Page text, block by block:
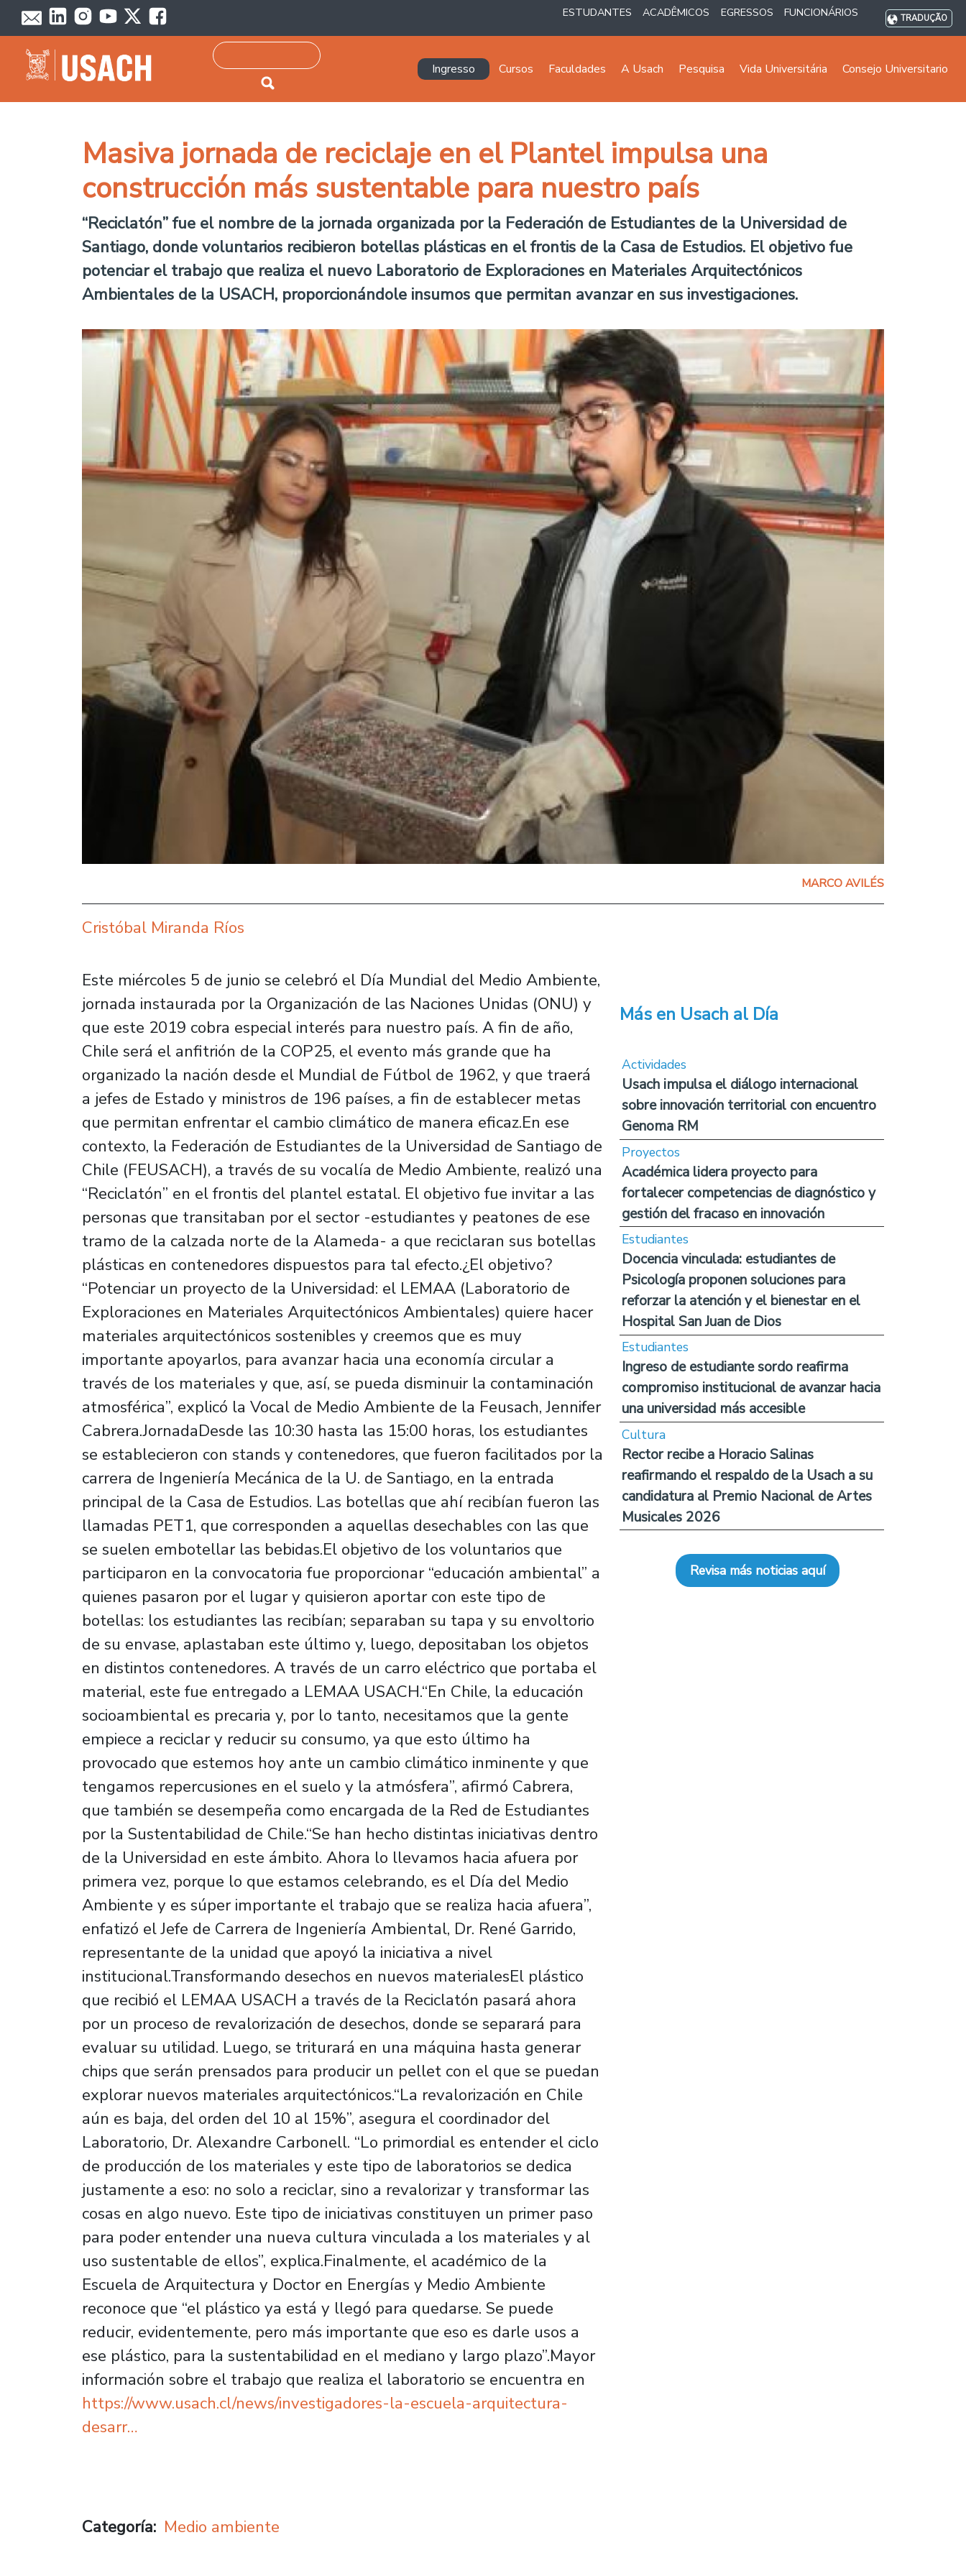
Passar para o conteúdo principal ESTUDANTES ACADÊMICOS EGRESSOS FUNCIONÁRIOS TRADUÇÃO
Pesquisar
Navegación principal
Ingresso Cursos Faculdades A Usach Pesquisa Vida Universitária Consejo Universitario
Masiva jornada de reciclaje en el Plantel impulsa una
construcción más sustentable para nuestro país
“Reciclatón” fue el nombre de la jornada organizada por la Federación de Estudiantes de la Universidad de
Santiago, donde voluntarios recibieron botellas plásticas en el frontis de la Casa de Estudios. El objetivo fue
potenciar el trabajo que realiza el nuevo Laboratorio de Exploraciones en Materiales Arquitectónicos
Ambientales de la USACH, proporcionándole insumos que permitan avanzar en sus investigaciones.
MARCO AVILÉS
Cristóbal Miranda Ríos
Este miércoles 5 de junio se celebró el Día Mundial del Medio Ambiente,
jornada instaurada por la Organización de las Naciones Unidas (ONU) y
que este 2019 cobra especial interés para nuestro país. A fin de año,
Chile será el anfitrión de la COP25, el evento más grande que ha
organizado la nación desde el Mundial de Fútbol de 1962, y que traerá
a jefes de Estado y ministros de 196 países, a fin de establecer metas
que permitan enfrentar el cambio climático de manera eficaz.En ese
contexto, la Federación de Estudiantes de la Universidad de Santiago de
Chile (FEUSACH), a través de su vocalía de Medio Ambiente, realizó una
“Reciclatón” en el frontis del plantel estatal. El objetivo fue invitar a las
personas que transitaban por el sector -estudiantes y peatones de ese
tramo de la calzada norte de la Alameda- a que reciclaran sus botellas
plásticas en contenedores dispuestos para tal efecto.¿El objetivo?
“Potenciar un proyecto de la Universidad: el LEMAA (Laboratorio de
Exploraciones en Materiales Arquitectónicos Ambientales) quiere hacer
materiales arquitectónicos sostenibles y creemos que es muy
importante apoyarlos, para avanzar hacia una economía circular a
través de los materiales y que, así, se pueda disminuir la contaminación
atmosférica”, explicó la Vocal de Medio Ambiente de la Feusach, Jennifer
Cabrera.JornadaDesde las 10:30 hasta las 15:00 horas, los estudiantes
se establecieron con stands y contenedores, que fueron facilitados por la
carrera de Ingeniería Mecánica de la U. de Santiago, en la entrada
principal de la Casa de Estudios. Las botellas que ahí recibían fueron las
llamadas PET1, que corresponden a aquellas desechables con las que
se suelen embotellar las bebidas.El objetivo de los voluntarios que
participaron en la convocatoria fue proporcionar “educación ambiental” a
quienes pasaron por el lugar y quisieron aportar con este tipo de
botellas: los estudiantes las recibían; separaban su tapa y su envoltorio
de su envase, aplastaban este último y, luego, depositaban los objetos
en distintos contenedores. A través de un carro eléctrico que portaba el
material, este fue entregado a LEMAA USACH.“En Chile, la educación
socioambiental es precaria y, por lo tanto, necesitamos que la gente
empiece a reciclar y reducir su consumo, ya que esto último ha
provocado que estemos hoy ante un cambio climático inminente y que
tengamos repercusiones en el suelo y la atmósfera”, afirmó Cabrera,
que también se desempeña como encargada de la Red de Estudiantes
por la Sustentabilidad de Chile.“Se han hecho distintas iniciativas dentro
de la Universidad en este ámbito. Ahora lo llevamos hacia afuera por
primera vez, porque lo que estamos celebrando, es el Día del Medio
Ambiente y es súper importante el trabajo que se realiza hacia afuera”,
enfatizó el Jefe de Carrera de Ingeniería Ambiental, Dr. René Garrido,
representante de la unidad que apoyó la iniciativa a nivel
institucional.Transformando desechos en nuevos materialesEl plástico
que recibió el LEMAA USACH a través de la Reciclatón pasará ahora
por un proceso de revalorización de desechos, donde se separará para
evaluar su utilidad. Luego, se triturará en una máquina hasta generar
chips que serán prensados para producir un pellet con el que se puedan
explorar nuevos materiales arquitectónicos.“La revalorización en Chile
aún es baja, del orden del 10 al 15%”, asegura el coordinador del
Laboratorio, Dr. Alexandre Carbonell. “Lo primordial es entender el ciclo
de producción de los materiales y este tipo de laboratorios se dedica
justamente a eso: no solo a reciclar, sino a revalorizar y transformar las
cosas en algo nuevo. Este tipo de iniciativas constituyen un primer paso
para poder entender una nueva cultura vinculada a los materiales y al
uso sustentable de ellos”, explica.Finalmente, el académico de la
Escuela de Arquitectura y Doctor en Energías y Medio Ambiente
reconoce que “el plástico ya está y llegó para quedarse. Se puede
reducir, evidentemente, pero más importante que eso es darle usos a
ese plástico, para la sustentabilidad en el mediano y largo plazo”.Mayor
información sobre el trabajo que realiza el laboratorio se encuentra en
https://www.usach.cl/news/investigadores-la-escuela-arquitectura-
desarr…
Categoría Medio ambiente
Más en Usach al Día
Actividades
Usach impulsa el diálogo internacional
sobre innovación territorial con encuentro
Genoma RM
Proyectos
Académica lidera proyecto para
fortalecer competencias de diagnóstico y
gestión del fracaso en innovación
Estudiantes
Docencia vinculada: estudiantes de
Psicología proponen soluciones para
reforzar la atención y el bienestar en el
Hospital San Juan de Dios
Estudiantes
Ingreso de estudiante sordo reafirma
compromiso institucional de avanzar hacia
una universidad más accesible
Cultura
Rector recibe a Horacio Salinas
reafirmando el respaldo de la Usach a su
candidatura al Premio Nacional de Artes
Musicales 2026
Revisa más noticias aquí